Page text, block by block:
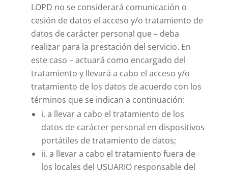
LOPD no se considerará comunicación o
cesión de datos el acceso y/o tratamiento de
datos de carácter personal que – deba
realizar para la prestación del servicio. En
este caso – actuará como encargado del
tratamiento y llevará a cabo el acceso y/o
tratamiento de los datos de acuerdo con los
términos que se indican a continuación:
i. a llevar a cabo el tratamiento de los
datos de carácter personal en dispositivos
portátiles de tratamiento de datos;
ii. a llevar a cabo el tratamiento fuera de
los locales del USUARIO responsable del